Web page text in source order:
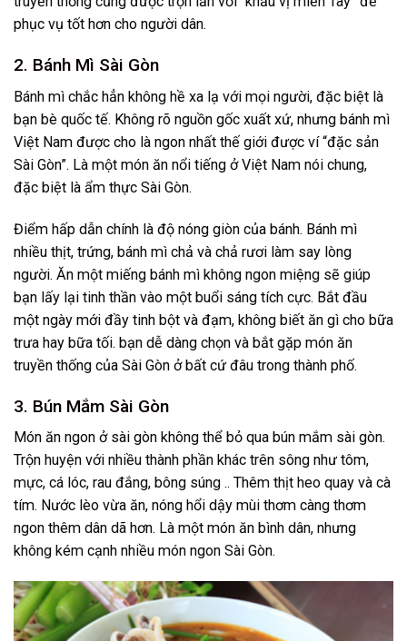
phục vụ tốt hơn cho người dân.
2. Bánh Mì Sài Gòn
Bánh mì chắc hẳn không hề xa lạ với mọi người, đặc biệt là
bạn bè quốc tế. Không rõ nguồn gốc xuất xứ, nhưng bánh mì
Việt Nam được cho là ngon nhất thế giới được ví “đặc sản
Sài Gòn”. Là một món ăn nổi tiếng ở Việt Nam nói chung,
đặc biệt là ẩm thực Sài Gòn.
Điểm hấp dẫn chính là độ nóng giòn của bánh. Bánh mì
nhiều thịt, trứng, bánh mì chả và chả rươi làm say lòng
người. Ăn một miếng bánh mì không ngon miệng sẽ giúp
bạn lấy lại tinh thần vào một buổi sáng tích cực. Bắt đầu
một ngày mới đầy tinh bột và đạm, không biết ăn gì cho bữa
trưa hay bữa tối. bạn dễ dàng chọn và bắt gặp món ăn
truyền thống của Sài Gòn ở bất cứ đâu trong thành phố.
3. Bún Mắm Sài Gòn
Món ăn ngon ở sài gòn không thể bỏ qua bún mắm sài gòn.
Trộn huyện với nhiều thành phần khác trên sông như tôm,
mực, cá lóc, rau đắng, bông súng .. Thêm thịt heo quay và cà
tím. Nước lèo vừa ăn, nóng hổi dậy mùi thơm càng thơm
ngon thêm dân dã hơn. Là một món ăn bình dân, nhưng
không kém cạnh nhiều món ngon Sài Gòn.